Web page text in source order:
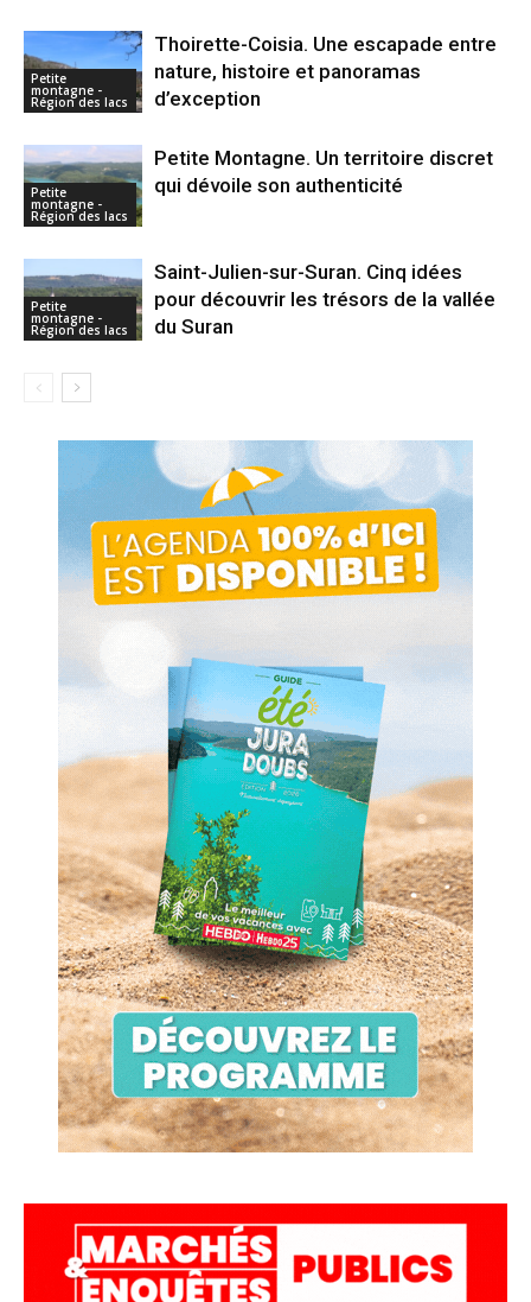
Petite
montagne -
Région des lacs
Thoirette-Coisia. Une escapade entre
nature, histoire et panoramas
d’exception
Petite
montagne -
Région des lacs
Petite Montagne. Un territoire discret
qui dévoile son authenticité
Petite
montagne -
Région des lacs
Saint-Julien-sur-Suran. Cinq idées
pour découvrir les trésors de la vallée
du Suran